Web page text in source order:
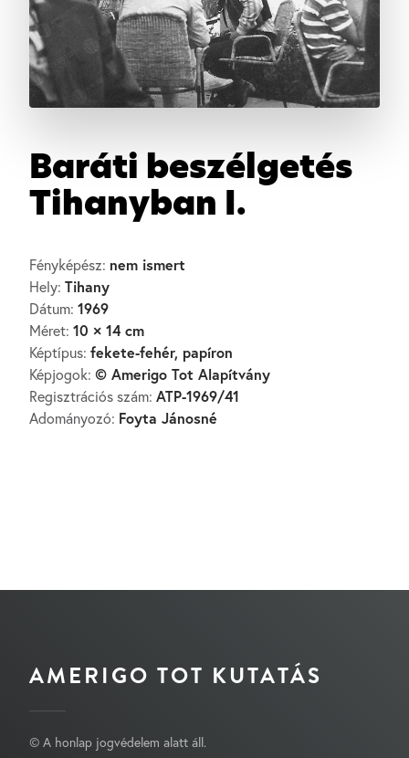
Baráti beszélgetés
Tihanyban I.
Fényképész: nem ismert
Hely: Tihany
Dátum: 1969
Méret: 10 × 14 cm
Képtípus: fekete-fehér, papíron
Képjogok: © Amerigo Tot Alapítvány
Regisztrációs szám: ATP-1969/41
Adományozó: Foyta Jánosné
AMERIGO TOT KUTATÁS
© A honlap jogvédelem alatt áll.